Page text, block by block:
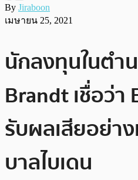
By Jiraboon
เมษายน 25, 2021
นักลงทุนในตำ
Brandt เชื่อว่า
รับผลเสียอย่า
บาลไบเดน